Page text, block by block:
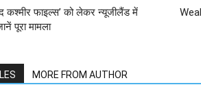
कश्मीर फाइल्स’ को लेकर न्यूजीलैंड में
पूरा मामला
MORE FROM AUTHOR